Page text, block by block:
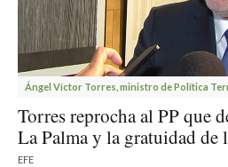
Ángel Víctor Torres, ministro de Política
Torres reprocha al PP que
La Palma y la gratuidad de
EFE